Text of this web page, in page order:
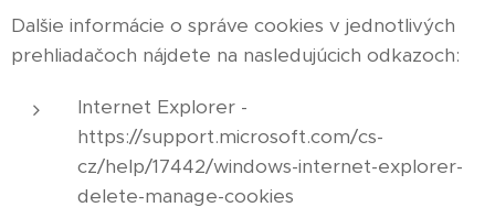
Dalšie informácie o správe cookies v jednotlivých
prehliadačoch nájdete na nasledujúcich odkazoch:
Internet Explorer -
https://support.microsoft.com/cs-
cz/help/17442/windows-internet-explorer-
delete-manage-cookies